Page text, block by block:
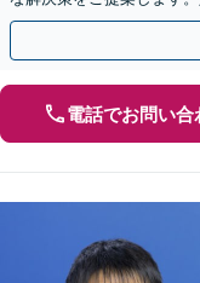
駅2分】【休日・夜間相談
電話でお問い合